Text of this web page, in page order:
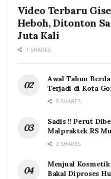
Video Terbaru
Heboh, Ditonton
Juta Kali
1 SHARES
Awal Tahun
Terjadi di Kota
0 SHARES
Sadis !! Perut
Malpraktek RS
2 SHARES
Menjual
Bakal Diproses